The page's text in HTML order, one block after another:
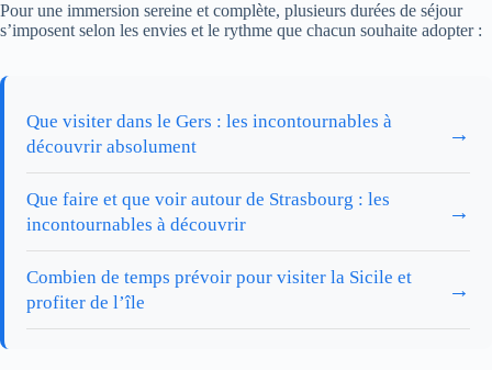
Pour une immersion sereine et complète, plusieurs durées de séjour
s’imposent selon les envies et le rythme que chacun souhaite adopter :
Que visiter dans le Gers : les incontournables à
découvrir absolument
→
Que faire et que voir autour de Strasbourg : les
incontournables à découvrir
→
Combien de temps prévoir pour visiter la Sicile et
profiter de l’île
→